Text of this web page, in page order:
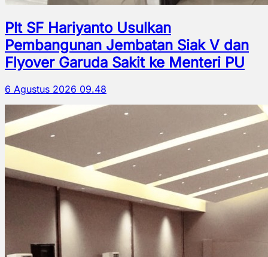
Plt SF Hariyanto Usulkan
Pembangunan Jembatan Siak V dan
Flyover Garuda Sakit ke Menteri PU
6 Agustus 2026 09.48